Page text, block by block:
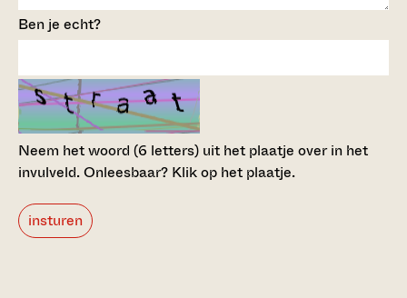
Ben je echt?
Neem het woord (6 letters) uit het plaatje over in het
invulveld.Onleesbaar? Klik op het plaatje.
insturen